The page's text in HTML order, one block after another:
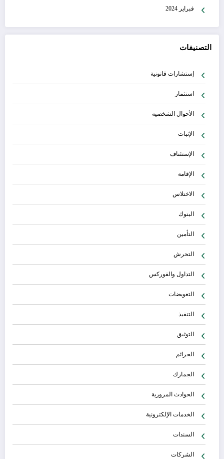
فبراير 2024
التصنيفات
إستشارات قانونية
استثمار
الأحوال الشخصية
الإثبات
الإستئناف
الإقامة
الاختلاس
البنوك
التأمين
التحرش
التداول والفوركس
التعويضات
التنفيذ
التوثيق
الجرائم
الجمارك
الحوادث المرورية
الخدمات الإلكترونية
السندات
الشركات